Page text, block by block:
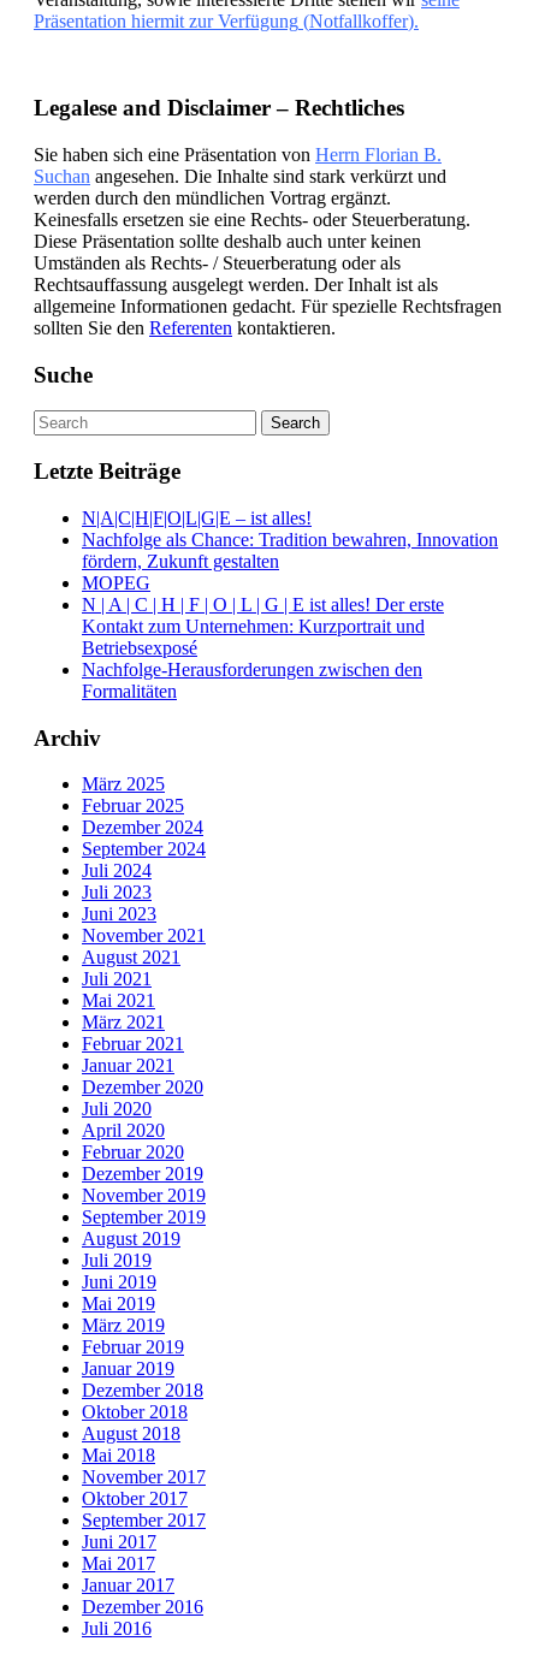
Präsentation hiermit zur Verfügung (Notfallkoffer).
Legalese and Disclaimer – Rechtliches
Sie haben sich eine Präsentation von Herrn Florian B.
Suchan angesehen. Die Inhalte sind stark verkürzt und
werden durch den mündlichen Vortrag ergänzt.
Keinesfalls ersetzen sie eine Rechts- oder Steuerberatung.
Diese Präsentation sollte deshalb auch unter keinen
Umständen als Rechts- / Steuerberatung oder als
Rechtsauffassung ausgelegt werden. Der Inhalt ist als
allgemeine Informationen gedacht. Für spezielle Rechtsfragen
sollten Sie den Referenten kontaktieren.
Suche
Letzte Beiträge
N|A|C|H|F|O|L|G|E – ist alles!
Nachfolge als Chance: Tradition bewahren, Innovation
fördern, Zukunft gestalten
MOPEG
N | A | C | H | F | O | L | G | E ist alles! Der erste
Kontakt zum Unternehmen: Kurzportrait und
Betriebsexposé
Nachfolge-Herausforderungen zwischen den
Formalitäten
Archiv
März 2025
Februar 2025
Dezember 2024
September 2024
Juli 2024
Juli 2023
Juni 2023
November 2021
August 2021
Juli 2021
Mai 2021
März 2021
Februar 2021
Januar 2021
Dezember 2020
Juli 2020
April 2020
Februar 2020
Dezember 2019
November 2019
September 2019
August 2019
Juli 2019
Juni 2019
Mai 2019
März 2019
Februar 2019
Januar 2019
Dezember 2018
Oktober 2018
August 2018
Mai 2018
November 2017
Oktober 2017
September 2017
Juni 2017
Mai 2017
Januar 2017
Dezember 2016
Juli 2016